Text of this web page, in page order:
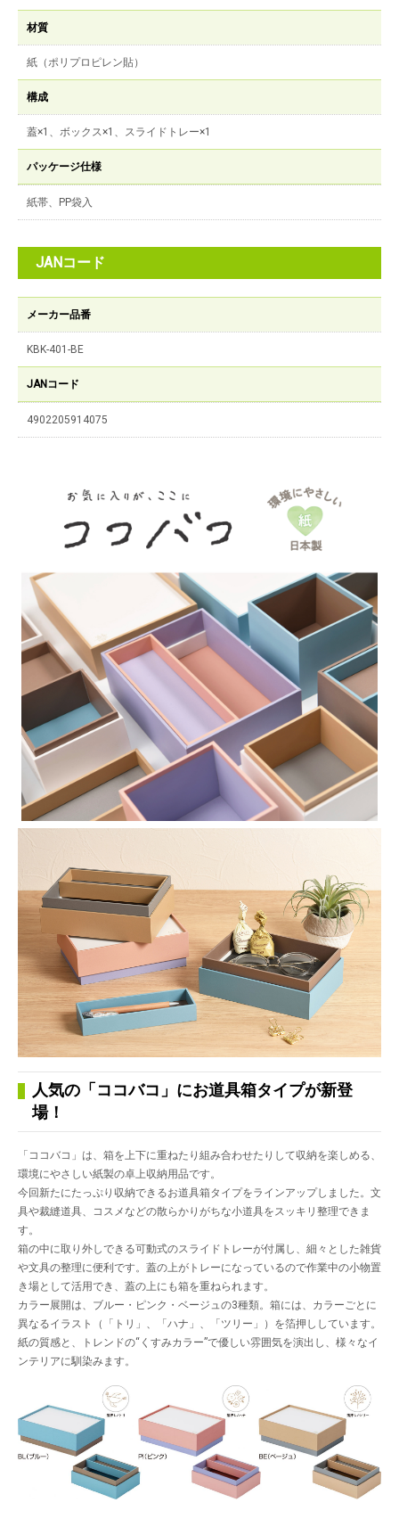
材質
紙（ポリプロピレン貼）
構成
蓋×1、ボックス×1、スライドトレー×1
パッケージ仕様
紙帯、PP袋入
JANコード
メーカー品番
KBK-401-BE
JANコード
4902205914075
人気の「ココバコ」にお道具箱タイプが新登
場！
「ココバコ」は、箱を上下に重ねたり組み合わせたりして収納を楽しめる、
環境にやさしい紙製の卓上収納用品です。
今回新たにたっぷり収納できるお道具箱タイプをラインアップしました。文
具や裁縫道具、コスメなどの散らかりがちな小道具をスッキリ整理できま
す。
箱の中に取り外しできる可動式のスライドトレーが付属し、細々とした雑貨
や文具の整理に便利です。蓋の上がトレーになっているので作業中の小物置
き場として活用でき、蓋の上にも箱を重ねられます。
カラー展開は、ブルー・ピンク・ベージュの3種類。箱には、カラーごとに
異なるイラスト（「トリ」、「ハナ」、「ツリー」）を箔押ししています。
紙の質感と、トレンドの“くすみカラー”で優しい雰囲気を演出し、様々なイ
ンテリアに馴染みます。